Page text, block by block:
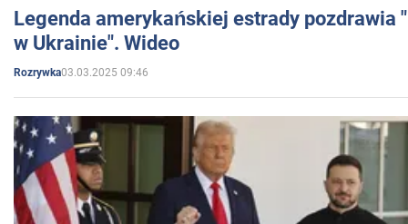
Legenda amerykańskiej estrady pozdrawia
w Ukrainie". Wideo
Rozrywka03.03.2025 09:46